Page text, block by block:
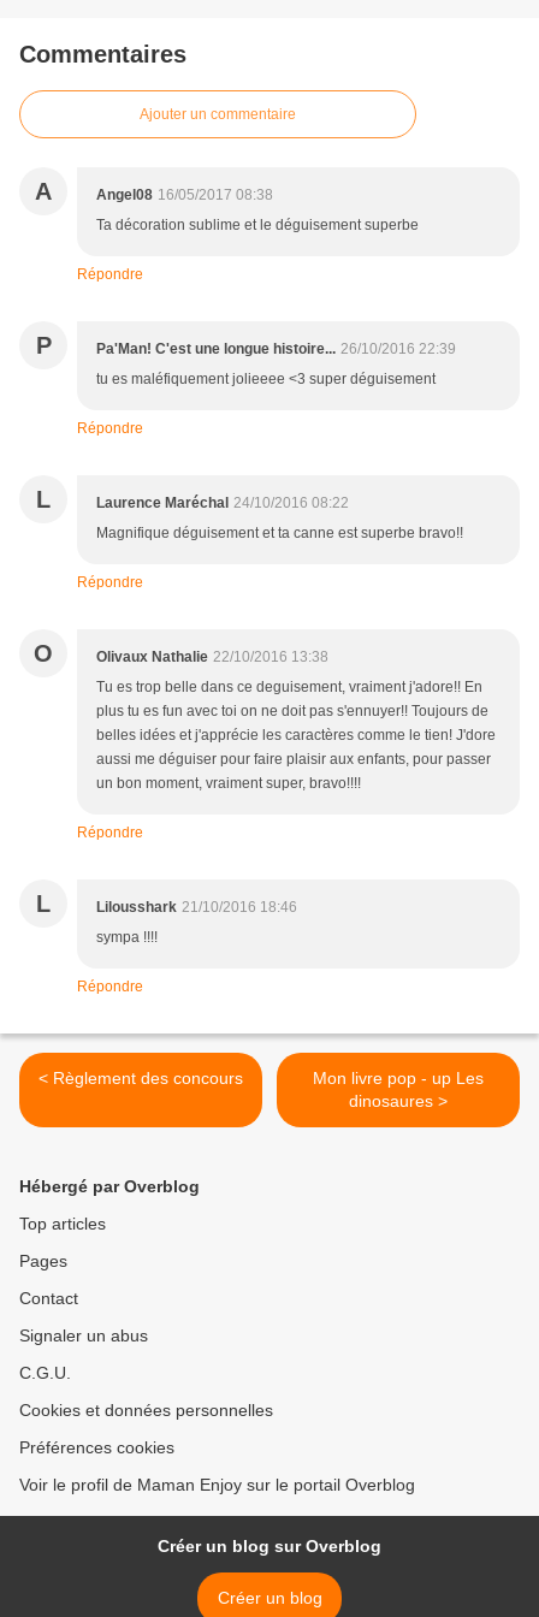
Commentaires
Ajouter un commentaire
A Angel08 16/05/2017 08:38
Ta décoration sublime et le déguisement superbe
Répondre
P Pa'Man! C'est une longue histoire... 26/10/2016 22:39
tu es maléfiquement jolieeee <3 super déguisement
Répondre
L Laurence Maréchal 24/10/2016 08:22
Magnifique déguisement et ta canne est superbe bravo!!
Répondre
O Olivaux Nathalie 22/10/2016 13:38
Tu es trop belle dans ce deguisement, vraiment j'adore!! En
plus tu es fun avec toi on ne doit pas s'ennuyer!! Toujours de
belles idées et j'apprécie les caractères comme le tien! J'dore
aussi me déguiser pour faire plaisir aux enfants, pour passer
un bon moment, vraiment super, bravo!!!!
Répondre
L Lilousshark 21/10/2016 18:46
sympa !!!!
Répondre
< Règlement des concours
Mon livre pop - up Les
dinosaures >
Hébergé par Overblog
Top articles
Pages
Contact
Signaler un abus
C.G.U.
Cookies et données personnelles
Préférences cookies
Voir le profil de Maman Enjoy sur le portail Overblog
Créer un blog sur Overblog
Créer un blog